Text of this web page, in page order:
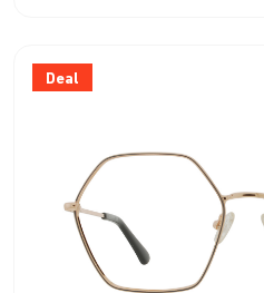
Deal